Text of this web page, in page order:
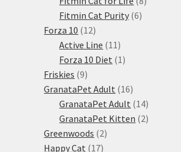
Fitmin Cat Purity 66
Forza 10 1212
produktů
Active Line 11 11
produktů
Forza 10 Diet 1 1
Friskies 99
produktů
GranataPet Adult 1616
produktů
GranataPet Adult 1414
produktů
GranataPet Kitten 22
Greenwoods 22
Happy Cat 1717